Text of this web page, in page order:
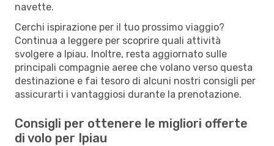
navette.
Cerchi ispirazione per il tuo prossimo viaggio?
Continua a leggere per scoprire quali attività
svolgere a Ipiau. Inoltre, resta aggiornato sulle
principali compagnie aeree che volano verso questa
destinazione e fai tesoro di alcuni nostri consigli per
assicurarti i vantaggiosi durante la prenotazione.
Consigli per ottenere le migliori offerte
di volo per Ipiau